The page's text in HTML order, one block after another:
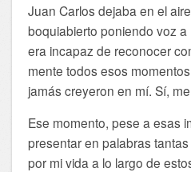
Juan Carlos dejaba en el
boquiabierto poniendo voz
era incapaz de reconocer
mente todos esos
jamás creyeron en mí. Sí,
Ese momento, pese a esas
presentar en palabras
por mi vida a lo largo de